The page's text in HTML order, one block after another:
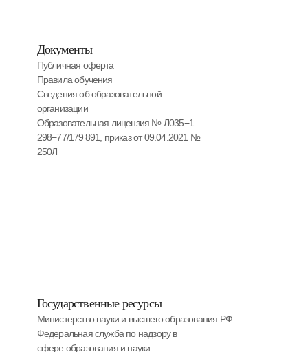
Государственные ресурсы
Министерство науки и высшего образования РФ
Федеральная служба по надзору в
сфере образования и науки
Документы
Публичная оферта
Правила обучения
Сведения об образовательной
организации
Образовательная лицензия № Л035−1
298−77/179 891, приказ от 09.04.2021 №
250Л